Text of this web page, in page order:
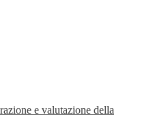
e valutazione della